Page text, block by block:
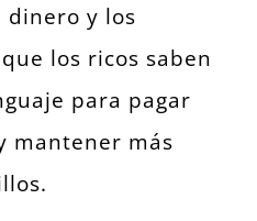
dinero y los
los ricos saben
para pagar
mantener más